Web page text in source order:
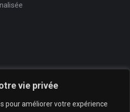
vie privée
pour améliorer votre expérience